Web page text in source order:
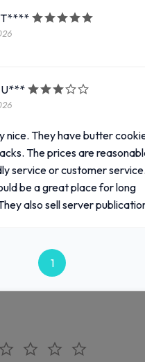
nice. They have butter
The prices are
service or customer service.
be a great place for long
also sell server
1